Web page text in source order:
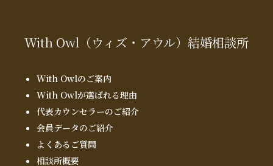
With Owl （ウィズ・アウル） 結婚相談所
With Owlのご案内
With Owlが選ばれる理由
代表カウンセラーのご紹介
会員データのご紹介
よくあるご質問
相談所概要